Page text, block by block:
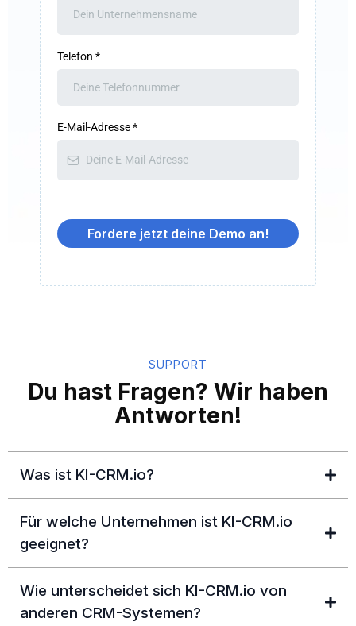
Telefon *
E-Mail-Adresse*
Fordere jetzt deine Demo an!
SUPPORT
Du hast Fragen? Wir haben
Antworten!
Was ist KI-CRM.io?
Für welche Unternehmen ist KI-CRM.io
geeignet?
Wie unterscheidet sich KI-CRM.io von
anderen CRM-Systemen?